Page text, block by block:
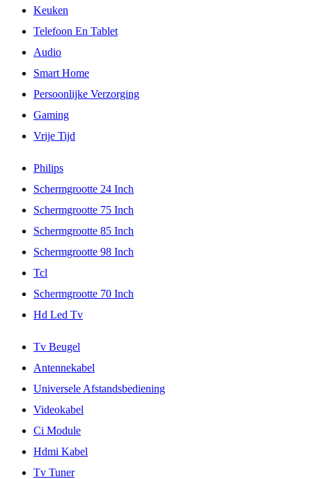
Keuken
Telefoon En Tablet
Audio
Smart Home
Persoonlijke Verzorging
Gaming
Vrije Tijd
Philips
Schermgrootte 24 Inch
Schermgrootte 75 Inch
Schermgrootte 85 Inch
Schermgrootte 98 Inch
Tcl
Schermgrootte 70 Inch
Hd Led Tv
Tv Beugel
Antennekabel
Universele Afstandsbediening
Videokabel
Ci Module
Hdmi Kabel
Tv Tuner